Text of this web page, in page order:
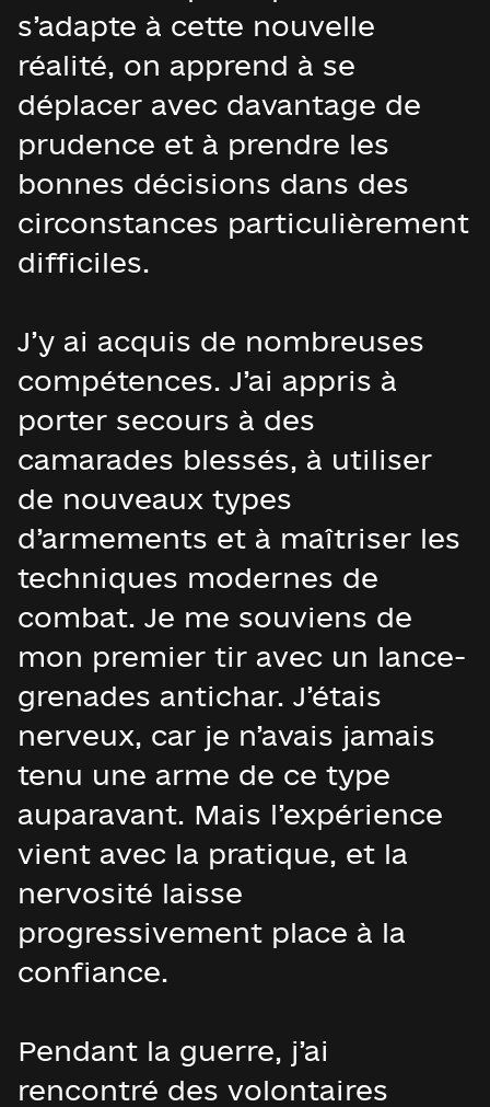
s’adapte à cette nouvelle
réalité, on apprend à se
déplacer avec davantage de
prudence et à prendre les
bonnes décisions dans des
circonstances particulièrement
difficiles.
J’y ai acquis de nombreuses
compétences. J’ai appris à
porter secours à des
camarades blessés, à utiliser
de nouveaux types
d’armements et à maîtriser les
techniques modernes de
combat. Je me souviens de
mon premier tir avec un lance-
grenades antichar. J’étais
nerveux, car je n’avais jamais
tenu une arme de ce type
auparavant. Mais l’expérience
vient avec la pratique, et la
nervosité laisse
progressivement place à la
confiance.
Pendant la guerre, j’ai
rencontré des volontaires